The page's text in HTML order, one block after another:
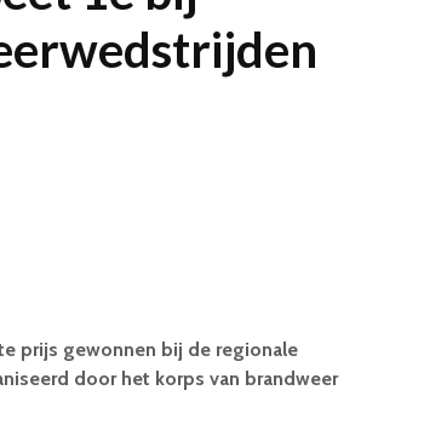
prijs gewonnen bij de regionale
door het korps van brandweer